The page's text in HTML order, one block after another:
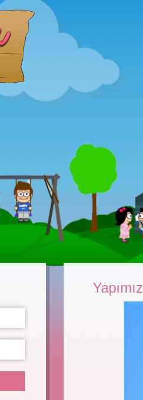
Yapımız